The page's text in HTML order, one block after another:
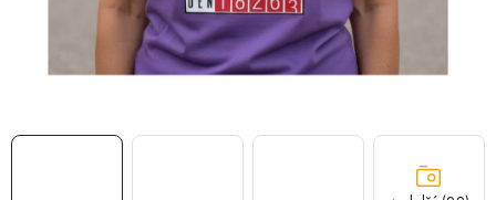
Časté otázky
Doprava a platba
Obchodní podmínky
Zásady zpracování ochrany osobních údajů
Napište nám